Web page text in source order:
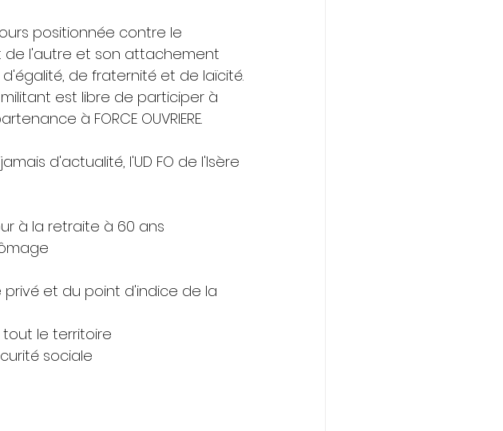
positionnée contre le
de l'autre et son attachement
de fraternité et de laïcité.
est libre de participer à
à FORCE OUVRIERE.
d'actualité, l'UD FO de l'Isère
à la retraite à 60 ans
et du point d'indice de la
tout le territoire
sociale